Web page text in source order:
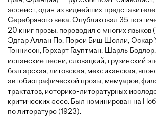
эссеист, один из виднейших
Серебряного века. Опубликовал 35
20 книг прозы, переводил с многих языков
Эдгар Аллан По, Перси Биш Шелли, Оскар
Теннисон, Герхарт Гауптман, Шарль
испанские песни, словацкий, грузинский
болгарская, литовская, мексиканская,
автобиографической прозы, мемуаров,
трактатов, историко-литературных
критических эссе. Был номинирован на
по литературе (1923).